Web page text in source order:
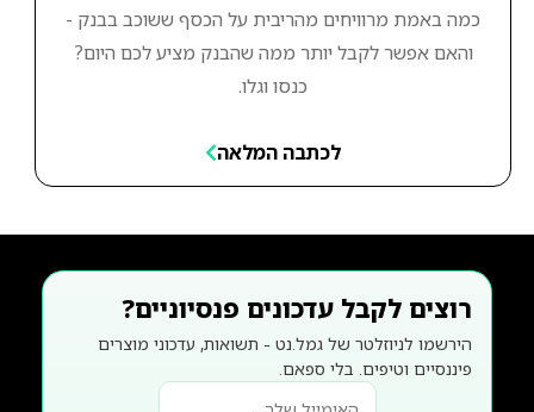
כמה באמת מרוויחים מהריבית על הכסף ששוכב בבנק -
והאם אפשר לקבל יותר ממה שהבנק מציע לכם היום?
כנסו וגלו.
לכתבה המלאה
רוצים לקבל עדכונים פנסיוניים?
הירשמו לניוזלטר של גמל.נט - תשואות, עדכוני מוצרים
פיננסיים וטיפים. בלי ספאם.